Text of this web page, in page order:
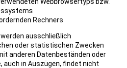
Rechners
ausschließlich
oder statistischen Zwecken
anderen Datenbeständen oder
auch in Auszügen, findet nicht